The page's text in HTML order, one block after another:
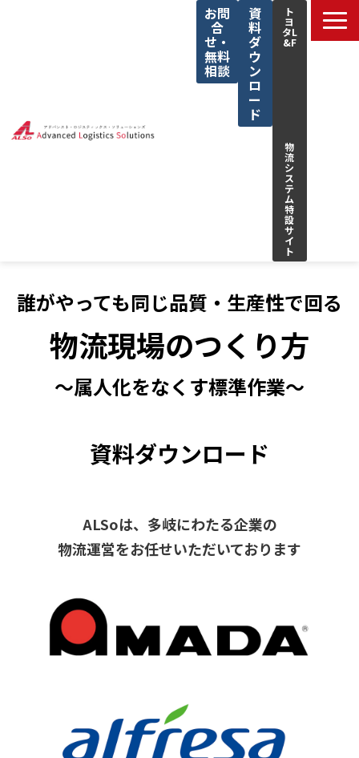
お問
合
せ・
無料
相談
資
料
ダ
ウ
ン
ロ
ー
ド
ト
ヨ
タL
&F
物
流
シ
ス
テ
ム
特
設
サ
イ
ト
私たちの強み
解決できる課題
取り組み事例
お役立ち情報
誰がやっても同じ品質・生産性で回る
物流現場のつくり方
～属人化をなくす標準作業～
資料ダウンロード
ALSoは、多岐にわたる企業の
物流運営をお任せいただいております